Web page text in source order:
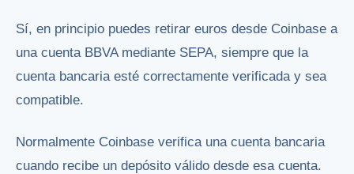
Sí, en principio puedes retirar euros desde Coinbase a
una cuenta BBVA mediante SEPA, siempre que la
cuenta bancaria esté correctamente verificada y sea
compatible.
Normalmente Coinbase verifica una cuenta bancaria
cuando recibe un depósito válido desde esa cuenta.